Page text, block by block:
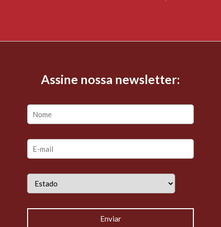
Assine nossa newsletter: